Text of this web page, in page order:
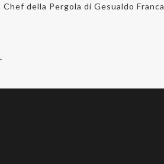
della Pergola di Gesualdo Franca